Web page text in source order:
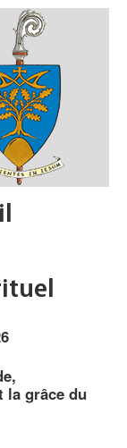
la grâce du